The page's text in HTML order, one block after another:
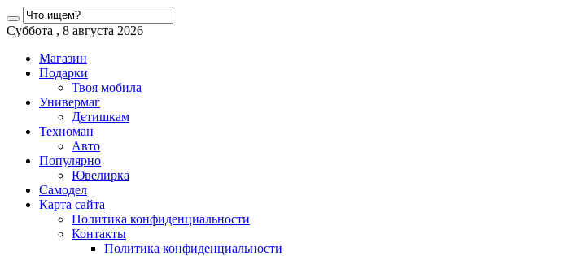
Суббота , 8 августа 2026
Магазин
Подарки
Твоя мобила
Универмаг
Детишкам
Техноман
Авто
Популярно
Ювелирка
Самодел
Карта сайта
Политика конфиденциальности
Контакты
Политика конфиденциальности